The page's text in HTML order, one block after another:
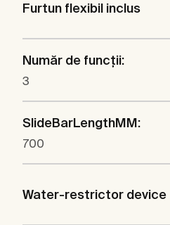
Furtun flexibil inclus
Număr de funcţii:
3
SlideBarLengthMM:
700
Water-restrictor device